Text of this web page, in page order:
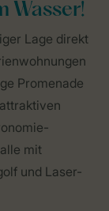
Wasser!
Lage direkt
Promenade
mit
und Laser-